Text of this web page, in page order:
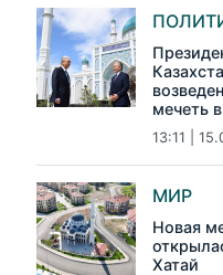
мечеть
13:11 |
МИР
Новая
Хатай